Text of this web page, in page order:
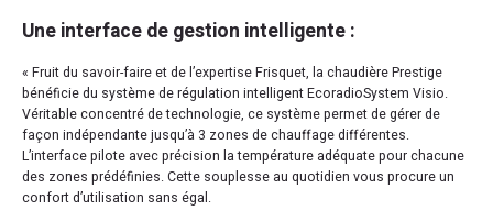
Une interface de gestion intelligente :
« Fruit du savoir-faire et de l’expertise Frisquet, la chaudière Prestige
bénéficie du système de régulation intelligent EcoradioSystem Visio.
Véritable concentré de technologie, ce système permet de gérer de
façon indépendante jusqu’à 3 zones de chauffage différentes.
L’interface pilote avec précision la température adéquate pour chacune
des zones prédéfinies. Cette souplesse au quotidien vous procure un
confort d’utilisation sans égal.